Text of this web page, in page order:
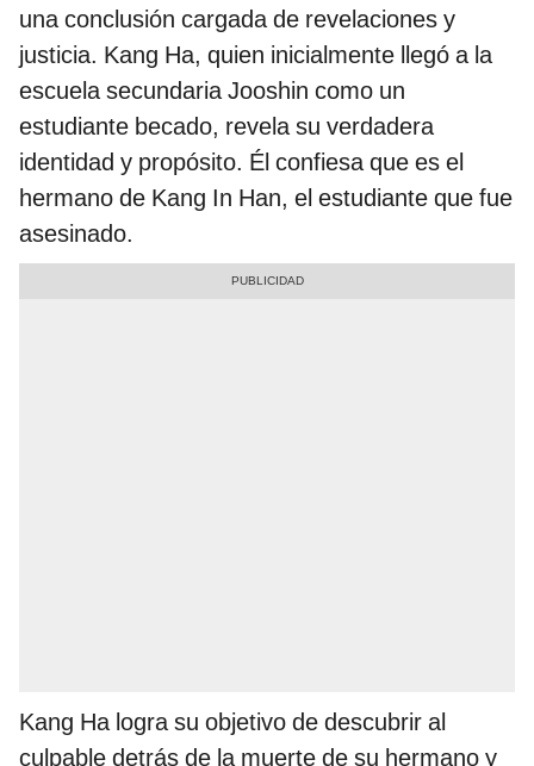
una conclusión cargada de revelaciones y
justicia. Kang Ha, quien inicialmente llegó a la
escuela secundaria Jooshin como un
estudiante becado, revela su verdadera
identidad y propósito. Él confiesa que es el
hermano de Kang In Han, el estudiante que fue
asesinado.
Kang Ha logra su objetivo de descubrir al
culpable detrás de la muerte de su hermano y